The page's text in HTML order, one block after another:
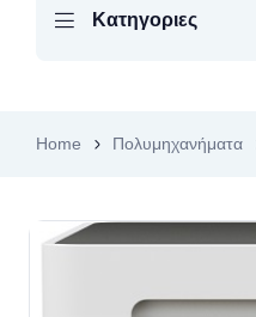
Κατηγοριες
Home Πολυμηχανήματα